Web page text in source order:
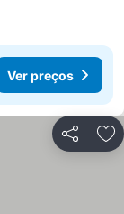
Ver preços
Partilhar